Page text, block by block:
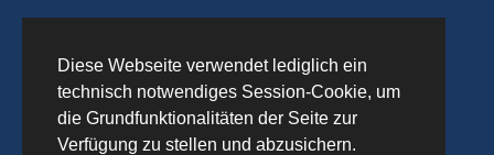
Diese Webseite verwendet lediglich ein
technisch notwendiges Session-Cookie, um
die Grundfunktionalitäten der Seite zur
Verfügung zu stellen und abzusichern.